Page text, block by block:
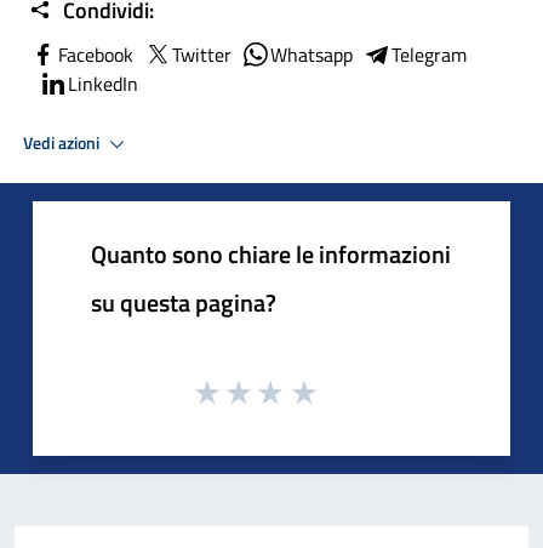
Condividi:
Facebook Twitter Whatsapp
Telegram
LinkedIn
Vedi azioni
Quanto sono chiare le informazioni
su questa pagina?